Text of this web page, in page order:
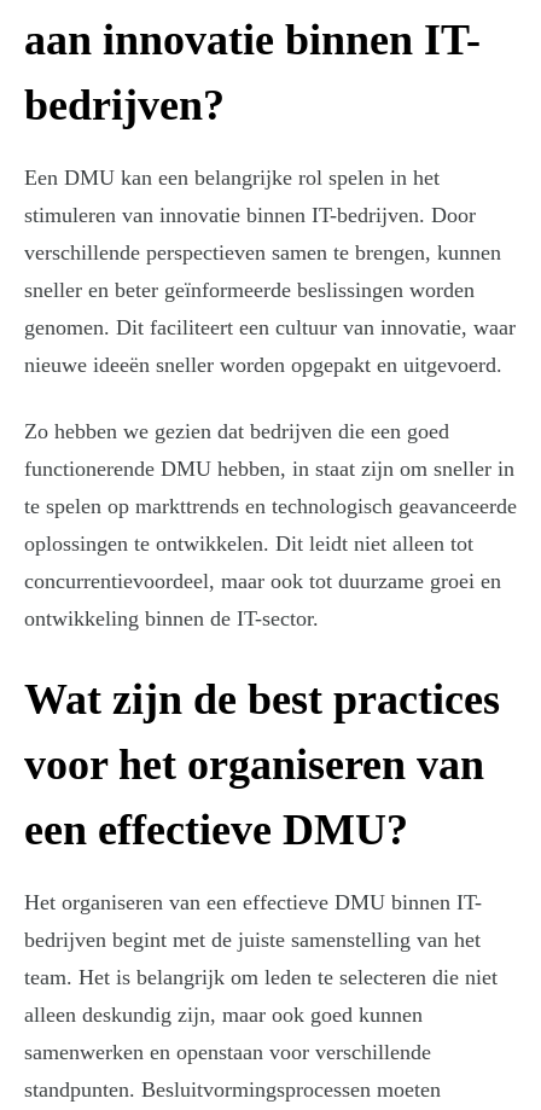
aan innovatie binnen IT-
bedrijven?
Een DMU kan een belangrijke rol spelen in het
stimuleren van innovatie binnen IT-bedrijven. Door
verschillende perspectieven samen te brengen, kunnen
sneller en beter geïnformeerde beslissingen worden
genomen. Dit faciliteert een cultuur van innovatie, waar
nieuwe ideeën sneller worden opgepakt en uitgevoerd.
Zo hebben we gezien dat bedrijven die een goed
functionerende DMU hebben, in staat zijn om sneller in
te spelen op markttrends en technologisch geavanceerde
oplossingen te ontwikkelen. Dit leidt niet alleen tot
concurrentievoordeel, maar ook tot duurzame groei en
ontwikkeling binnen de IT-sector.
Wat zijn de best practices
voor het organiseren van
een effectieve DMU?
Het organiseren van een effectieve DMU binnen IT-
bedrijven begint met de juiste samenstelling van het
team. Het is belangrijk om leden te selecteren die niet
alleen deskundig zijn, maar ook goed kunnen
samenwerken en openstaan voor verschillende
standpunten. Besluitvormingsprocessen moeten